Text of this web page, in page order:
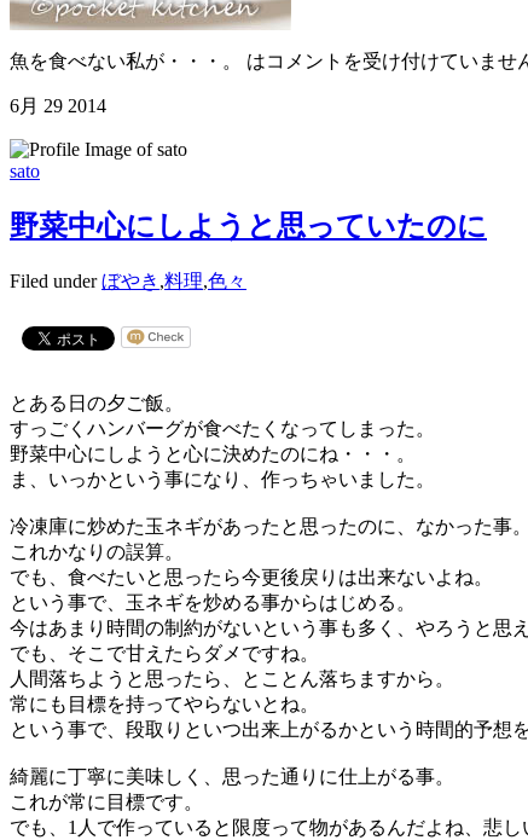
魚を食べない私が・・・。 はコメントを受け付けていませ
6月 29 2014
sato
野菜中心にしようと思っていたのに
Filed underぼやき ,料理,色々
とある日の夕ご飯。
すっごくハンバーグが食べたくなってしまった。
野菜中心にしようと心に決めたのにね・・・。
ま、いっかという事になり、作っちゃいました。
冷凍庫に炒めた玉ネギがあったと思ったのに、なかった事。
これかなりの誤算。
でも、食べたいと思ったら今更後戻りは出来ないよね。
という事で、玉ネギを炒める事からはじめる。
今はあまり時間の制約がないという事も多く、やろうと思
でも、そこで甘えたらダメですね。
人間落ちようと思ったら、とことん落ちますから。
常にも目標を持ってやらないとね。
という事で、段取りといつ出来上がるかという時間的予想
綺麗に丁寧に美味しく、思った通りに仕上がる事。
これが常に目標です。
でも、1人で作っていると限度って物があるんだよね、悲し